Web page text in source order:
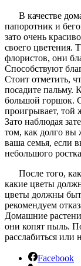
В качестве
папоротник и
зато очень
своего цветения.
флористов, они
Способствуют
Стоит отметить,
посадите пальму.
большой горшок.
проигрывает, той
Зато наблюдая
том, как долго вы
ваша семья, если
небольшого
После того,
какие цветы
цветы должны
рекомендуем
Домашние
они копят пыль.
расслабиться или
Facebook